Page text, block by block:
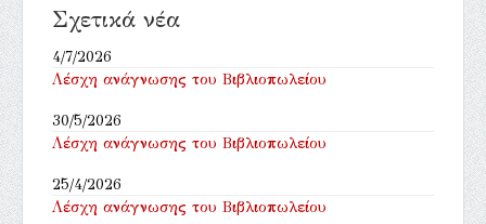
Σχετικά νέα
4/7/2026
Λέσχη ανάγνωσης του Βιβλιοπωλείου
30/5/2026
Λέσχη ανάγνωσης του Βιβλιοπωλείου
25/4/2026
Λέσχη ανάγνωσης του Βιβλιοπωλείου